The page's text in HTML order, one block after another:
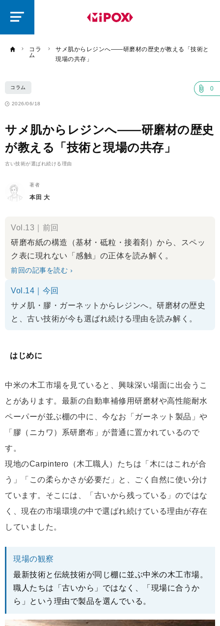
コラ
ム
サメ肌からレジンへ――研磨材の歴史が教える「技術と
現場の共存」
コラム 0
2026/06/18
サメ肌からレジンへ――研磨材の歴史
が教える「技術と現場の共存」
古い技術が選ばれ続ける理由
著者
本田 大
Vol.13｜前回
研磨布紙の構造（基材・砥粒・接着剤）から、スペッ
ク表に現れない「感触」の正体を読み解く。
前回の記事を読む ›
Vol.14｜今回
サメ肌・膠・ガーネットからレジンへ。研磨材の歴史
と、古い技術が今も選ばれ続ける理由を読み解く。
はじめに
中米の木工市場を見ていると、興味深い場面に出会うこ
とがあります。最新の自動車補修用研磨材や高性能耐水
ペーパーが並ぶ棚の中に、今なお「ガーネット製品」や
「膠（ニカワ）系研磨布」が普通に置かれているので
す。
現地のCarpintero（木工職人）たちは「木にはこれが合
う」「この柔らかさが必要だ」と、ごく自然に使い分け
ています。そこには、「古いから残っている」のではな
く、現在の市場環境の中で選ばれ続けている理由が存在
していました。
現場の観察
最新技術と伝統技術が同じ棚に並ぶ中米の木工市場。
職人たちは「古いから」ではなく、「現場に合うか
ら」という理由で製品を選んでいる。